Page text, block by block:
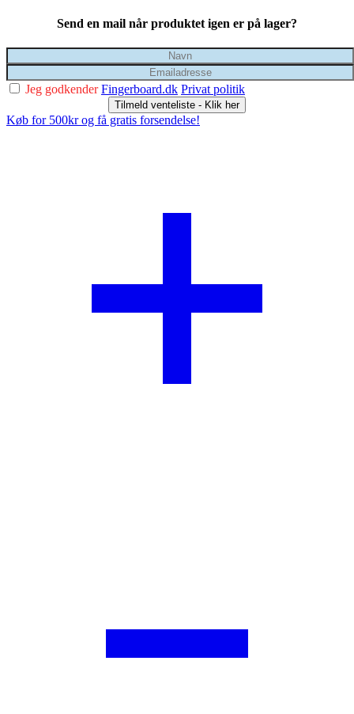
Send en mail når produktet igen er på lager?
Jeg godkenderFingerboard.dk Privat politik
Tilmeld venteliste - Klik her
Køb for 500kr og få gratis forsendelse!